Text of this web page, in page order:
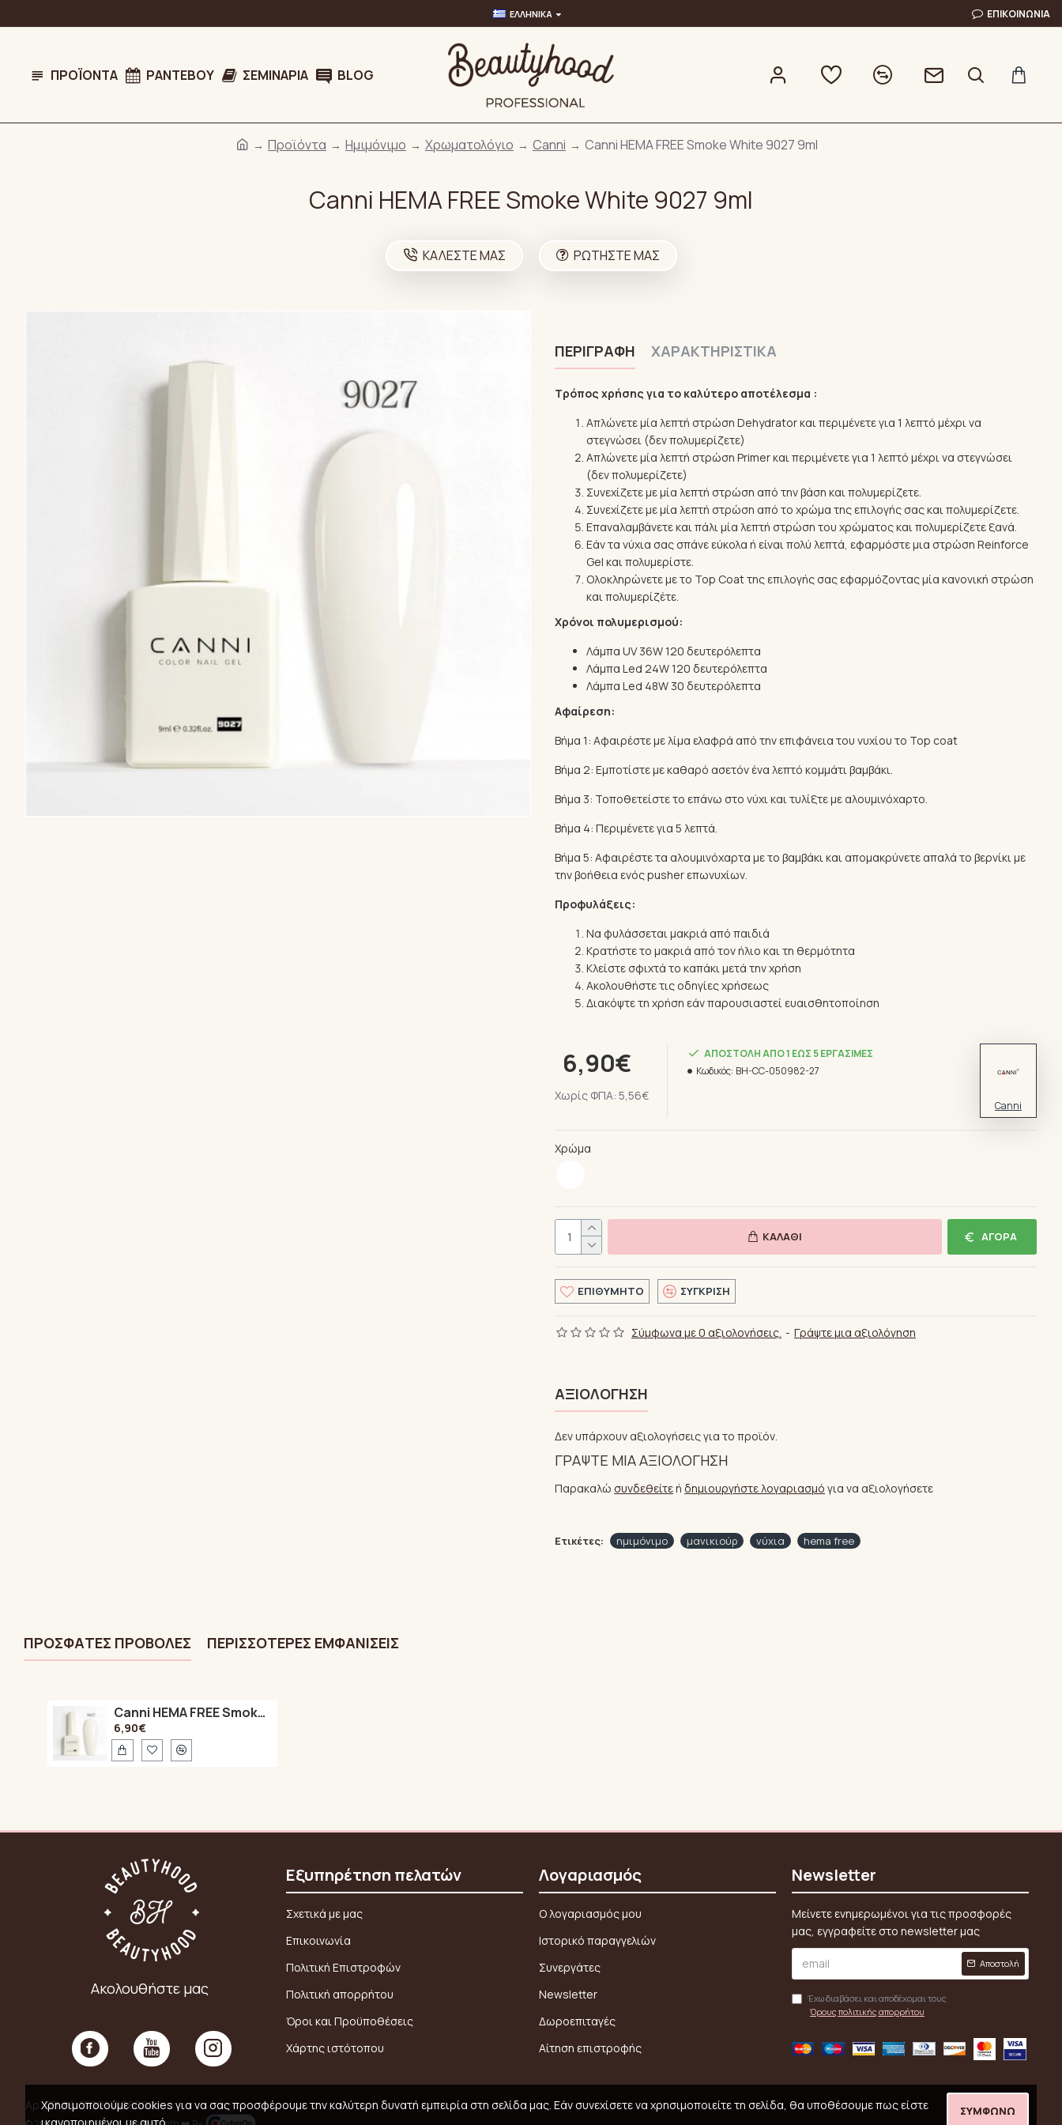
ΕΛΛΗΝΙΚΆ ΕΠΙΚΟΙΝΩΝΊΑ
ΠΡΟΪΌΝΤΑ ΡΑΝΤΕΒΟΎ ΣΕΜΙΝΆΡΙΑ BLOG
Προϊόντα Ημιμόνιμο Χρωματολόγιο Canni Canni HEMA FREE Smoke White 9027 9ml
Canni HEMA FREE Smoke White 9027 9ml
ΚΑΛΈΣΤΕ ΜΑΣ ΡΩΤΉΣΤΕ ΜΑΣ
ΠΕΡΙΓΡΑΦΉ ΧΑΡΑΚΤΗΡΙΣΤΙΚΆ
Τρόπος χρήσης για το καλύτερο αποτέλεσμα :
Απλώνετε μία λεπτή στρώση Dehydrator και περιμένετε για 1 λεπτό μέχρι να
στεγνώσει (δεν πολυμερίζετε)
Απλώνετε μία λεπτή στρώση Primer και περιμένετε για 1 λεπτό μέχρι να στεγνώσει
(δεν πολυμερίζετε)
Συνεχίζετε με μία λεπτή στρώση από την βάση και πολυμερίζετε.
Συνεχίζετε με μία λεπτή στρώση από το χρώμα της επιλογής σας και πολυμερίζετε.
Επαναλαμβάνετε και πάλι μία λεπτή στρώση του χρώματος και πολυμερίζετε ξανά.
Eάν τα νύχια σας σπάνε εύκολα ή είναι πολύ λεπτά, εφαρμόστε μια στρώση Reinforce
Gel και πολυμερίστε.
Ολοκληρώνετε με το Top Coat της επιλογής σας εφαρμόζοντας μία κανονική στρώση
και πολυμερίζέτε.
Χρόνοι πολυμερισμού:
Λάμπα UV 36W 120 δευτερόλεπτα
Λάμπα Led 24W 120 δευτερόλεπτα
Λάμπα Led 48W 30 δευτερόλεπτα
Αφαίρεση:
Βήμα 1: Αφαιρέστε με λίμα ελαφρά από την επιφάνεια του νυχίου το Top coat
Βήμα 2: Εμποτίστε με καθαρό ασετόν ένα λεπτό κομμάτι βαμβάκι.
Βήμα 3: Τοποθετείστε το επάνω στο νύχι και τυλίξτε με αλουμινόχαρτο.
Βήμα 4: Περιμένετε για 5 λεπτά.
Βήμα 5: Αφαιρέστε τα αλουμινόχαρτα με το βαμβάκι και απομακρύνετε απαλά το βερνίκι με
την βοήθεια ενός pusher επωνυχίων.
Προφυλάξεις:
Να φυλάσσεται μακριά από παιδιά
Κρατήστε το μακριά από τον ήλιο και τη θερμότητα
Κλείστε σφιχτά το καπάκι μετά την χρήση
Ακολουθήστε τις οδηγίες χρήσεως
Διακόψτε τη χρήση εάν παρουσιαστεί ευαισθητοποίηση
Σύμφωνα με 0 αξιολογήσεις. - Γράψτε μια αξιολόγηση
6,90€
Χωρίς ΦΠΑ: 5,56€
ΑΠΟΣΤΟΛΉ ΑΠΌ 1 ΈΩΣ 5 ΕΡΓΆΣΙΜΕΣ
Κωδικός: BH-CC-050982-27
Canni
Χρώμα
ΚΑΛΆΘΙ ΑΓΟΡΆ
ΕΠΙΘΥΜΗΤΌ ΣΎΓΚΡΙΣΗ
ΑΞΙΟΛΌΓΗΣΗ
Δεν υπάρχουν αξιολογήσεις για το προϊόν.
ΓΡΆΨΤΕ ΜΙΑ ΑΞΙΟΛΌΓΗΣΗ
Παρακαλώ συνδεθείτεή δημιουργήστε λογαριασμό για να αξιολογήσετε
Ετικέτες: ημιμόνιμο μανικιούρ νύχια hema free
ΠΡΌΣΦΑTΕΣ ΠΡΟΒΟΛΈΣ ΠΕΡΙΣΣΌΤΕΡΕΣ ΕΜΦΑΝΊΣΕΙΣ
Canni HEMA FREE Smoke White 9027 9ml
6,90€
Ακολουθήστε μας
Εξυπηρέτηση πελατών
Σχετικά με μας
Επικοινωνία
Πολιτική Επιστροφών
Πολιτική απορρήτου
Όροι και Προϋποθέσεις
Χάρτης ιστότοπου
Λογαριασμός
Ο λογαριασμός μου
Ιστορικό παραγγελιών
Συνεργάτες
Newsletter
Δωροεπιταγές
Αίτηση επιστροφής
Newsletter
Μείνετε ενημερωμένοι για τις προσφορές
μας, εγγραφείτε στο newsletter μας
Αποστολή
Έχω διαβάσει και αποδέχομαι τους
Όρους πολιτικής απορρήτου
Αρ. ΓΕΜΗ: 159911008000 ΣΥΜΦΩΝΏ
Χρησιμοποιούμε cookies για να σας προσφέρουμε την καλύτερη δυνατή εμπειρία στη σελίδα μας. Εάν συνεχίσετε να χρησιμοποιείτε τη σελίδα, θα υποθέσουμε πως είστε